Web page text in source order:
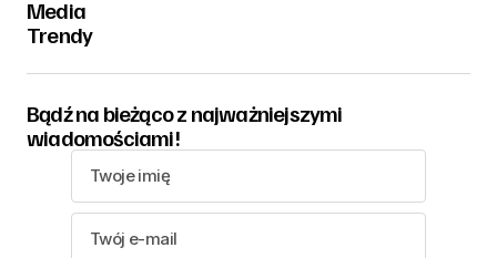
Media
Trendy
Bądź na bieżąco z najważniejszymi
wiadomościami!